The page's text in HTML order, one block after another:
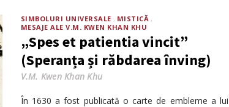
SIMBOLURI UNIVERSALE
MISTICĂ
MESAJE ALE V.M. KWEN KHAN KHU
„Spes et patientia vincit”
(Speranța și răbdarea înving)
V.M. Kwen Khan Khu
În 1630 a fost publicată o carte de embleme a lui